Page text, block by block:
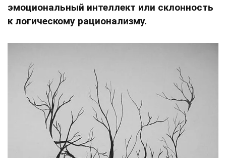
эмоциональный интеллект или склонность
к логическому рационализму.